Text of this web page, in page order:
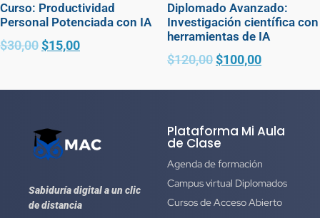
Curso: Productividad
Personal Potenciada con IA
$30,00$15,00
Diplomado Avanzado:
Investigación científica con
herramientas de IA
$120,00$100,00
Sabiduría digital a un clic
de distancia
Plataforma Mi Aula
de Clase
Agenda de formación
Campus virtual Diplomados
Cursos de Acceso Abierto